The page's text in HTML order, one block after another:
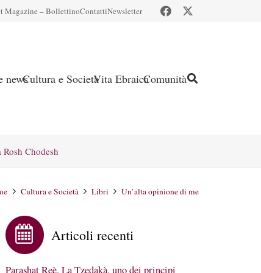
Magazine – BollettinoContattiNewsletter
newsCultura e SocietàVita EbraicaComunità
Chodesh
Cultura e Società Libri Un’alta opinione di me
Articoli recenti
Parashat Reè. La Tzedakà, uno dei principi